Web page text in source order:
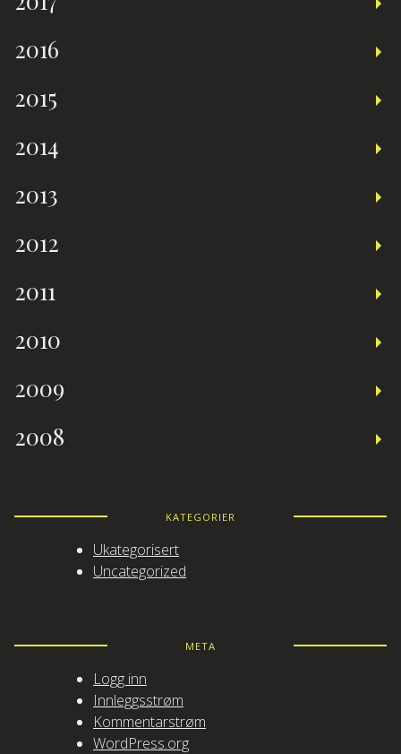
2016
2015
2014
2013
2012
2011
2010
2009
2008
KATEGORIER
Ukategorisert
Uncategorized
META
Logg inn
Innleggsstrøm
Kommentarstrøm
WordPress.org